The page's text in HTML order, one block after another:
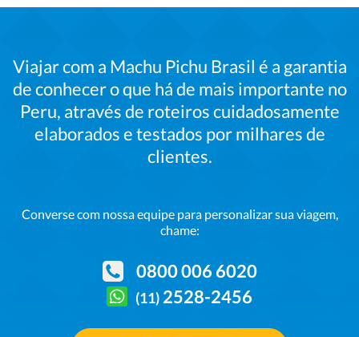
Viajar com a Machu Pichu Brasil é a garantia
de conhecer o que há de mais importante no
Peru, através de roteiros cuidadosamente
elaborados e testados por milhares de
clientes.
Converse com nossaequipe para personalizar sua viagem,
chame:
0800 006 6020
(11) 2528-2456